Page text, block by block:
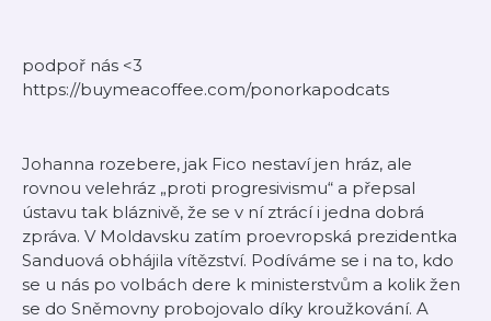
podpoř nás <3
https://buymeacoffee.com/ponorkapodcats
Johanna rozebere, jak Fico nestaví jen hráz, ale
rovnou velehráz „proti progresivismu“ a přepsal
ústavu tak bláznivě, že se v ní ztrácí i jedna dobrá
zpráva. V Moldavsku zatím proevropská prezidentka
Sanduová obhájila vítězství. Podíváme se i na to, kdo
se u nás po volbách dere k ministerstvům a kolik žen
se do Sněmovny probojovalo díky kroužkování. A